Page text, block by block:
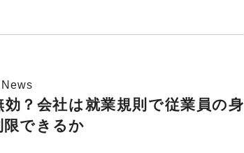
？会社は就業規則で従業員の身
できるか